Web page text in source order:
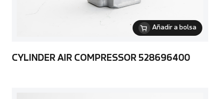
Añadir a bolsa
CYLINDER AIR COMPRESSOR 528696400